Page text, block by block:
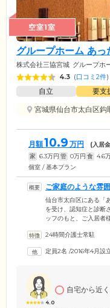
空室1室
グループホーム あっ
株式会社三協宮城 グループホ
4.3 (口コミ2件)
自立 要支
宮城県仙台市太白区
月額10.9 万円 (入居
家 6.3万円 管 0万円 食 4.6
個室 / 基本プラン
ご家庭のような雰
アをお届けします
仙台市太白区にある「
を受け、認知症と診断
ッフのもと、ご入居者
握し、お食事の支度や
体機能を活用していく
24時間介護士常駐
定員2名 /2016年4月設
4.0
自宅から近